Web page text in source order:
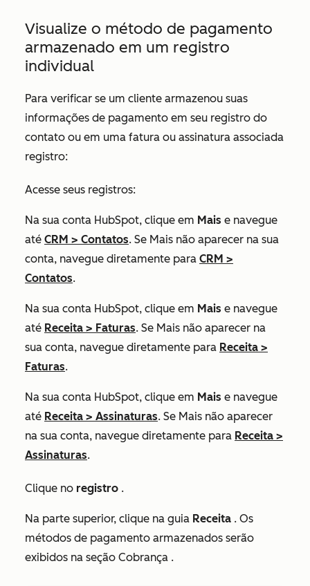
Visualize o método de pagamento
armazenado em um registro
individual
Para verificar se um cliente armazenou suas
informações de pagamento em seu registro do
contato ou em uma fatura ou assinatura associada
registro:
Acesse seus registros:
Na sua conta HubSpot, clique em Mais e navegue
até CRM > Contatos. Se Mais não aparecer na sua
conta, navegue diretamente para CRM >
Contatos.
Na sua conta HubSpot, clique em Mais e navegue
até Receita > Faturas. Se Mais não aparecer na
sua conta, navegue diretamente para Receita >
Faturas.
Na sua conta HubSpot, clique em Mais e navegue
até Receita > Assinaturas. Se Mais não aparecer
na sua conta, navegue diretamente para Receita >
Assinaturas.
Clique no registro .
Na parte superior, clique na guia Receita . Os
métodos de pagamento armazenados serão
exibidos na seção Cobrança .